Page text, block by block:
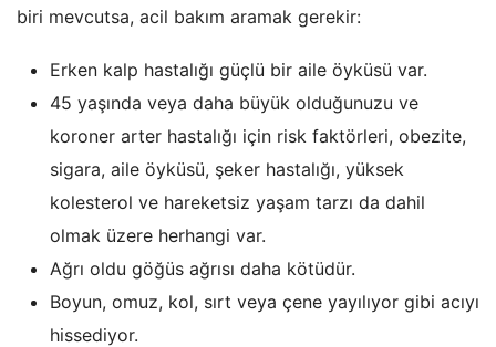
biri mevcutsa, acil bakım aramak gerekir:
Erken kalp hastalığı güçlü bir aile öyküsü var.
45 yaşında veya daha büyük olduğunuzu ve
koroner arter hastalığı için risk faktörleri, obezite,
sigara, aile öyküsü, şeker hastalığı, yüksek
kolesterol ve hareketsiz yaşam tarzı da dahil
olmak üzere herhangi var.
Ağrı oldu göğüs ağrısı daha kötüdür.
Boyun, omuz, kol, sırt veya çene yayılıyor gibi acıyı
hissediyor.